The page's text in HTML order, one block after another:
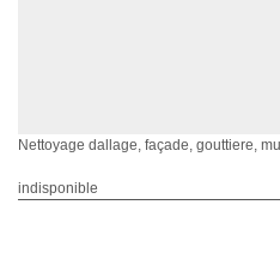
Nettoyage dallage, façade, gouttiere,
indisponible